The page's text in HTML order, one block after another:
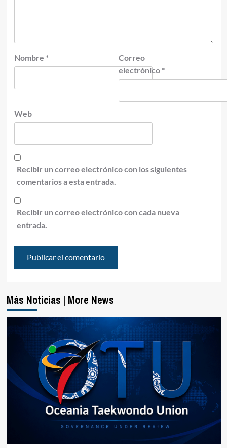
Nombre *
Correo
electrónico *
Web
Recibir un correo electrónico con los siguientes
comentarios a esta entrada.
Recibir un correo electrónico con cada nueva
entrada.
Más Noticias | More News